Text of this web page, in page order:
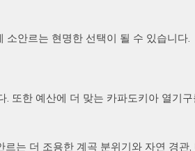
안르는 현명한 선택이 될 수 있습니다.
또한 예산에 더 맞는 카파도키아 열기
는 더 조용한 계곡 분위기와 자연 경관,